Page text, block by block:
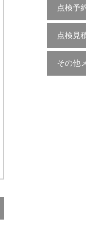
点検予
点検見
その他